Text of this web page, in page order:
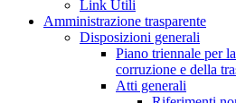
Link Utili
Amministrazione trasparente
Disposizioni generali
Piano triennale per
corruzione e della
Atti generali